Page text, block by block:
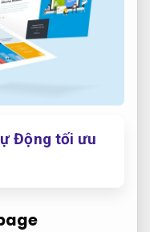
Động tối ưu